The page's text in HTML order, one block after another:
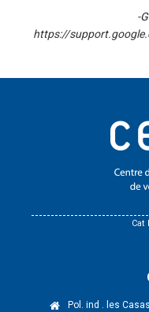
-
https://
Cat
Pol. ind . les